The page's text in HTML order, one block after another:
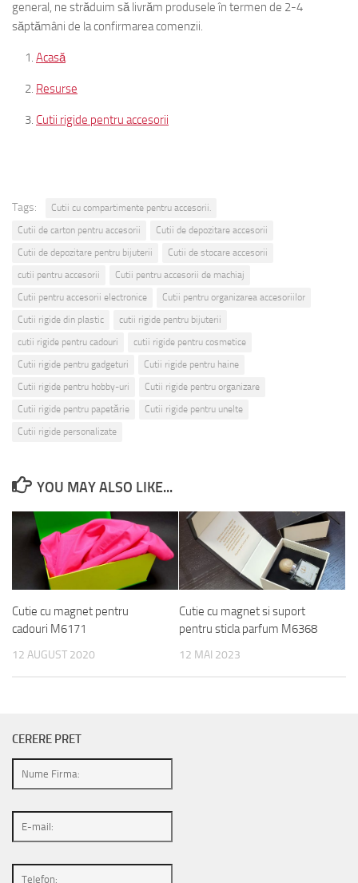
general, ne străduim să livrăm produsele în termen de 2-4
săptămâni de la confirmarea comenzii.
Acasă
Resurse
Cutii rigide pentru accesorii
Tags:
Cutii cu compartimente pentru accesorii.
Cutii de carton pentru accesorii
Cutii de depozitare accesorii
Cutii de depozitare pentru bijuterii
Cutii de stocare accesorii
cutii pentru accesorii
Cutii pentru accesorii de machiaj
Cutii pentru accesorii electronice
Cutii pentru organizarea accesoriilor
Cutii rigide din plastic
cutii rigide pentru bijuterii
cutii rigide pentru cadouri
cutii rigide pentru cosmetice
Cutii rigide pentru gadgeturi
Cutii rigide pentru haine
Cutii rigide pentru hobby-uri
Cutii rigide pentru organizare
Cutii rigide pentru papetărie
Cutii rigide pentru unelte
Cutii rigide personalizate
YOU MAY ALSO LIKE...
Cutie cu magnet pentru
cadouri M6171
12 AUGUST 2020
Cutie cu magnet si suport
pentru sticla parfum M6368
12 MAI 2023
CERERE PRET